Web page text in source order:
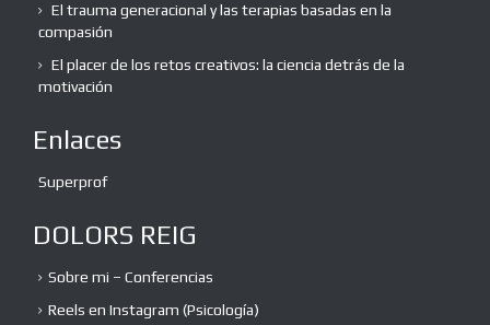
El trauma generacional y las terapias basadas en la
compasión
El placer de los retos creativos: la ciencia detrás de la
motivación
Enlaces
Superprof
DOLORS REIG
Sobre mi – Conferencias
Reels en Instagram (Psicología)